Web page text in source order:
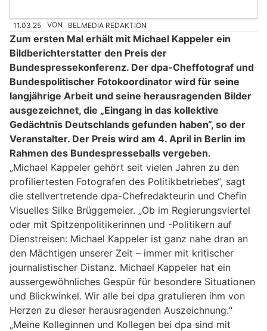
11.03.25 VON BELMEDIA REDAKTION
Zum ersten Mal erhält mit Michael Kappeler ein
Bildberichterstatter den Preis der
Bundespressekonferenz. Der dpa-Cheffotograf und
Bundespolitischer Fotokoordinator wird für seine
langjährige Arbeit und seine herausragenden Bilder
ausgezeichnet, die „Eingang in das kollektive
Gedächtnis Deutschlands gefunden haben“, so der
Veranstalter. Der Preis wird am 4. April in Berlin im
Rahmen des Bundespresseballs vergeben.
„Michael Kappeler gehört seit vielen Jahren zu den
profiliertesten Fotografen des Politikbetriebes“, sagt
die stellvertretende dpa-Chefredakteurin und Chefin
Visuelles Silke Brüggemeier. „Ob im Regierungsviertel
oder mit Spitzenpolitikerinnen und -Politikern auf
Dienstreisen: Michael Kappeler ist ganz nahe dran an
den Mächtigen unserer Zeit – immer mit kritischer
journalistischer Distanz. Michael Kappeler hat ein
aussergewöhnliches Gespür für besondere Situationen
und Blickwinkel. Wir alle bei dpa gratulieren ihm von
Herzen zu dieser herausragenden Auszeichnung.“
„Meine Kolleginnen und Kollegen bei dpa sind mit